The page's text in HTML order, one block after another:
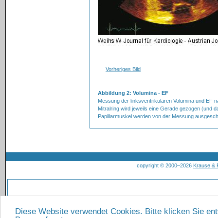
Diese Website verwendet Cookies. Bitte klicken Sie
Vorheriges Bild
Abbildung 2: Volumina - EF
Messung der linksventrikulären Volumina und EF
Mitralring wird jeweils eine Gerade gezogen (und
Papillarmuskel werden von der Messung
copyright © 2000–2026 Krause &